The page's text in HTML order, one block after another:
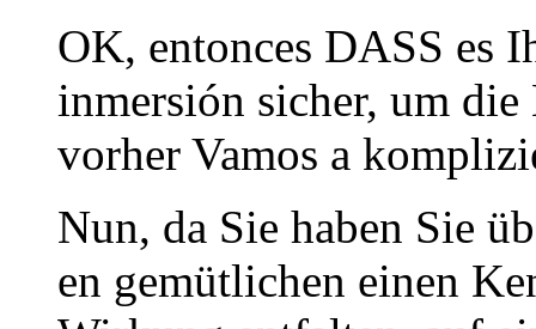
OK, entonces DASS es
inmersión sicher, um
vorher Vamos a
Nun, da Sie haben Sie
en gemütlichen einen